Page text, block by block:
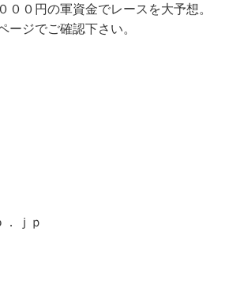
０円の軍資金でレースを大予想。
ジでご確認下さい。
ｊｐ